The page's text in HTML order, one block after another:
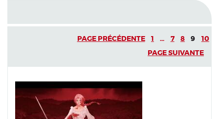
PAGE PRÉCÉDENTE 1 ... 7 8 9
10
PAGE SUIVANTE